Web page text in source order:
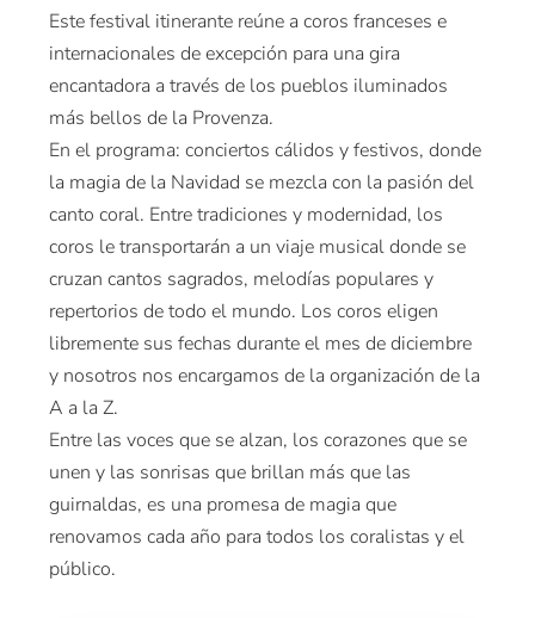
Este festival itinerante reúne a coros franceses e
internacionales de excepción para una gira
encantadora a través de los pueblos iluminados
más bellos de la Provenza.
En el programa: conciertos cálidos y festivos, donde
la magia de la Navidad se mezcla con la pasión del
canto coral. Entre tradiciones y modernidad, los
coros le transportarán a un viaje musical donde se
cruzan cantos sagrados, melodías populares y
repertorios de todo el mundo. Los coros eligen
libremente sus fechas durante el mes de diciembre
y nosotros nos encargamos de la organización de la
A a la Z.
Entre las voces que se alzan, los corazones que se
unen y las sonrisas que brillan más que las
guirnaldas, es una promesa de magia que
renovamos cada año para todos los coralistas y el
público.